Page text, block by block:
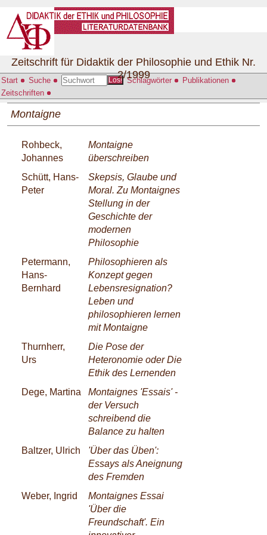
Start Suche Los! Schlagwörter
Publikationen
Zeitschriften
Zeitschrift für Didaktik der Philosophie und Ethik Nr.
2/1999
Montaigne
Rohbeck,
Johannes
Montaigne
überschreiben
Schütt, Hans-
Peter
Skepsis, Glaube und
Moral. Zu Montaignes
Stellung in der
Geschichte der
modernen
Philosophie
Petermann,
Hans-
Bernhard
Philosophieren als
Konzept gegen
Lebensresignation?
Leben und
philosophieren lernen
mit Montaigne
Thurnherr,
Urs
Die Pose der
Heteronomie oder Die
Ethik des Lernenden
Dege, Martina
Montaignes 'Essais' -
der Versuch
schreibend die
Balance zu halten
Baltzer, Ulrich
'Über das Üben':
Essays als Aneignung
des Fremden
Weber, Ingrid
Montaignes Essai
'Über die
Freundschaft'. Ein